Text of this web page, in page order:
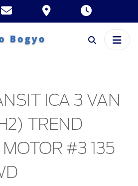
ICA 3 VAN
TREND
MOTOR #3 135